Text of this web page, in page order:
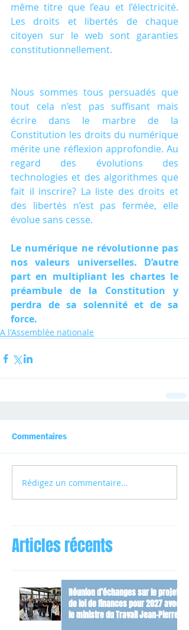
même titre que l’eau et l’électricité.
Les droits et libertés de chaque
citoyen sur le web sont garanties
constitutionnellement.
Nous sommes tous persuadés que
tout cela n’est pas suffisant mais
écrire dans le marbre de la
Constitution les droits du numérique
mérite une réflexion approfondie. Au
regard des évolutions des
technologies et des algorithmes que
fait il inscrire? La liste des droits et
des libertés n’est pas fermée, elle
évolue sans cesse.
Le numérique ne révolutionne pas
nos valeurs universelles. D’autre
part en multipliant les chartes le
préambule de la Constitution y
perdra de sa solennité et de sa
force.
A l'Assemblée nationale
Commentaires
Rédigez un commentaire...
Articles récents
Réunion d’échanges sur le projet
de loi de finances pour 2027 avec
le ministre du Travail Jean-Pierre